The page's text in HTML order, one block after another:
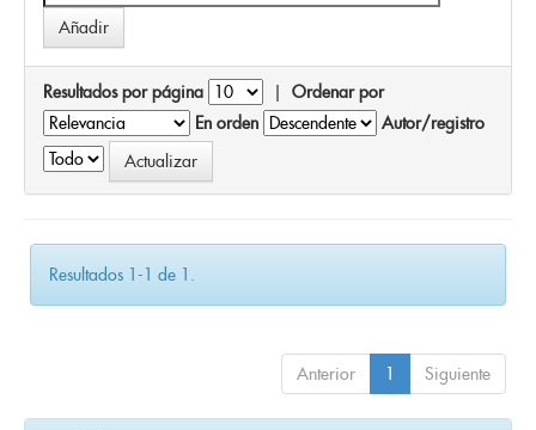
Resultados por página | Ordenar por
En orden
Autor/registro
Resultados 1-1 de 1.
Anterior 1 Siguiente